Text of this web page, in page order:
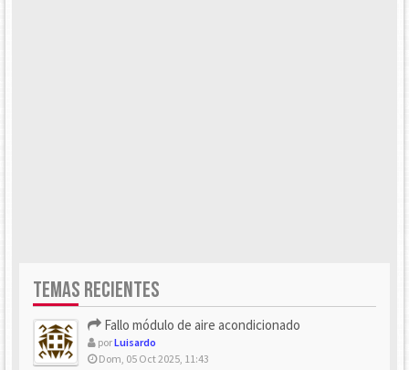
TEMAS RECIENTES
Fallo módulo de aire acondicionado
porLuisardo
Dom, 05 Oct 2025, 11:43